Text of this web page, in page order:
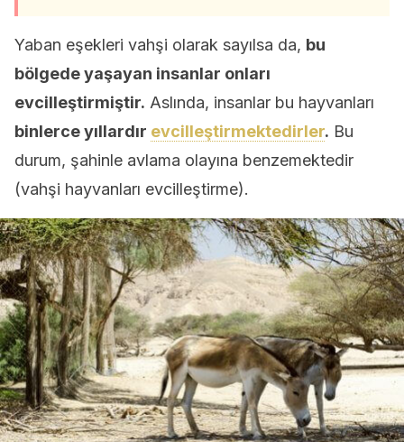
Yaban eşekleri vahşi olarak sayılsa da, bu
bölgede yaşayan insanlar onları
evcilleştirmiştir. Aslında, insanlar bu hayvanları
binlerce yıllardır evcilleştirmektedirler. Bu
durum, şahinle avlama olayına benzemektedir
(vahşi hayvanları evcilleştirme).